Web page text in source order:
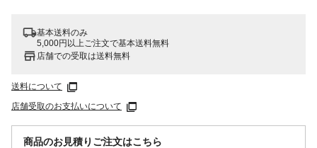
基本送料のみ
5,000円以上ご注文で基本送料無料
店舗での受取は送料無料
送料について
店舗受取のお支払いについて
商品のお見積りご注文はこちら